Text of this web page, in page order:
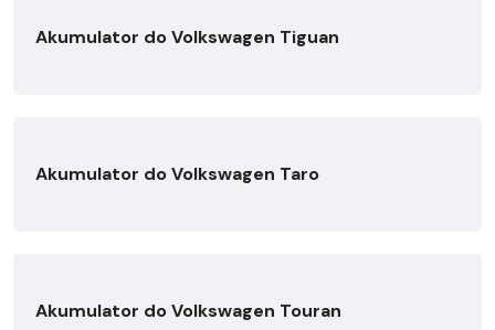
Akumulator do Volkswagen Tiguan
Akumulator do Volkswagen Taro
Akumulator do Volkswagen Touran